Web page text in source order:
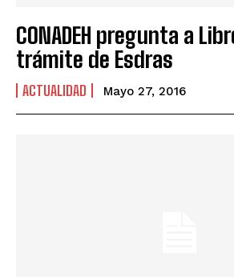
CONADEH pregunta a
trámite de Esdras
ACTUALIDAD Mayo 27, 2016